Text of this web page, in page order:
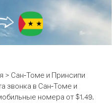
> Сан-Томе и Принсипи
звонка в Сан-Томе и
номера от $1.49.